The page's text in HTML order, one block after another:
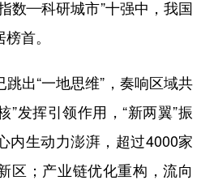
数—科研城市”十强中，我国
首。
出“一地思维”，奏响区域共
”发挥引领作用，“新两翼”振
内生动力澎湃，超过4000家
区；产业链优化重构，流向